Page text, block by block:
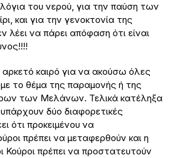
του νερού, για την παύση των
και για την γενοκτονία της
λέει να πάρει απόφαση ότι είναι
καιρό για να ακούσω όλες
το θέμα της παραμονής ή της
των Μελάνων. Τελικά κατέληξα
δύο διαφορετικές
ότι προκειμένου να
πρέπει να μεταφερθούν και η
Κούροι πρέπει να προστατευτούν